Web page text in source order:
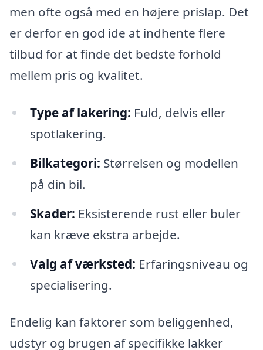
men ofte også med en højere prislap. Det
er derfor en god ide at indhente flere
tilbud for at finde det bedste forhold
mellem pris og kvalitet.
Type af lakering: Fuld, delvis eller
spotlakering.
Bilkategori: Størrelsen og modellen
på din bil.
Skader: Eksisterende rust eller buler
kan kræve ekstra arbejde.
Valg af værksted: Erfaringsniveau og
specialisering.
Endelig kan faktorer som beliggenhed,
udstyr og brugen af specifikke lakker